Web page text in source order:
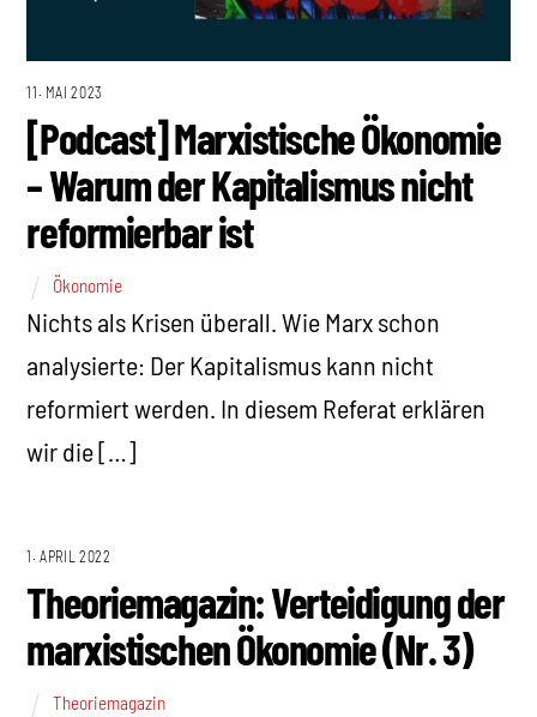
11. MAI 2023
[Podcast] Marxistische Ökonomie
– Warum der Kapitalismus nicht
reformierbar ist
Ökonomie
Nichts als Krisen überall. Wie Marx schon
analysierte: Der Kapitalismus kann nicht
reformiert werden. In diesem Referat erklären
wir die […]
1. APRIL 2022
Theoriemagazin: Verteidigung der
marxistischen Ökonomie (Nr. 3)
Theoriemagazin